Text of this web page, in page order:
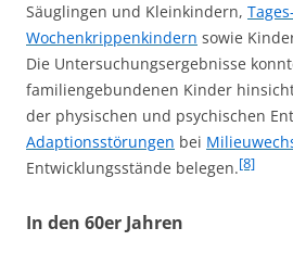
Säuglingen und Kleinkindern,
Wochenkrippenkindern sowie
Die Untersuchungsergebnisse
familiengebundenen Kinder
der physischen und psychischen
Adaptionsstörungen bei
Entwicklungsstände belegen.[8]
In den 60er Jahren